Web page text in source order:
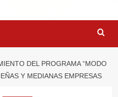
DEL PROGRAMA “MODO
Y MEDIANAS EMPRESAS